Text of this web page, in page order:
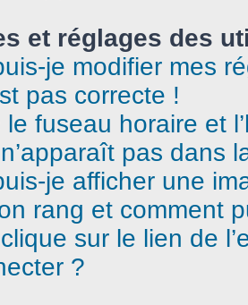
et réglages des
je modifier mes
pas correcte !
le fuseau horaire et
pas dans
je afficher une
rang et comment
sur le lien de
?